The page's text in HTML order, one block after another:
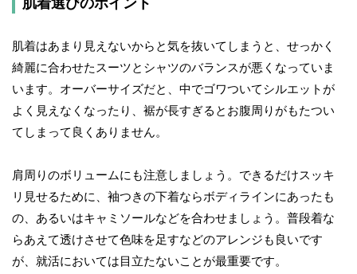
肌着はあまり見えないからと気を抜いてしまうと、せっかく
綺麗に合わせたスーツとシャツのバランスが悪くなっていま
います。オーバーサイズだと、中でゴワついてシルエットが
よく見えなくなったり、裾が長すぎるとお腹周りがもたつい
てしまって良くありません。
肩周りのボリュームにも注意しましょう。できるだけスッキ
リ見せるために、袖つきの下着ならボディラインにあったも
の、あるいはキャミソールなどを合わせましょう。普段着な
らあえて透けさせて色味を足すなどのアレンジも良いです
が、就活においては目立たないことが最重要です。